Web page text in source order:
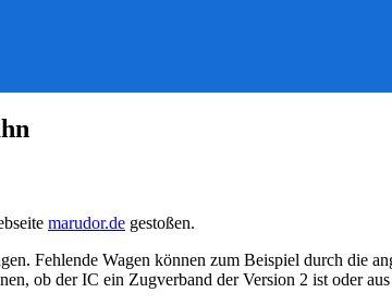
marudor.de gestoßen.
Fehlende Wagen können zum Beispiel durch die
ob der IC ein Zugverband der Version 2 ist oder